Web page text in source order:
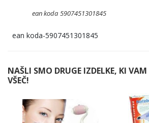
ean koda 5907451301845
ean koda-5907451301845
NAŠLI SMO DRUGE IZDELKE, KI
VŠEČ!